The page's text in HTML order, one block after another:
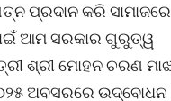
ପ୍ରଦାନ କରି ସାମାଜରେ
ଆମ ସରକାର ଗୁରୁତ୍ୱ
ଶ୍ରୀ ମୋହନ ଚରଣ
ଅବସରରେ ଉଦ୍‌ବୋଧନ